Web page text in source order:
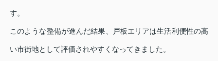
す。
このような整備が進んだ結果、戸板エリアは生活利便性の高
い市街地として評価されやすくなってきました。